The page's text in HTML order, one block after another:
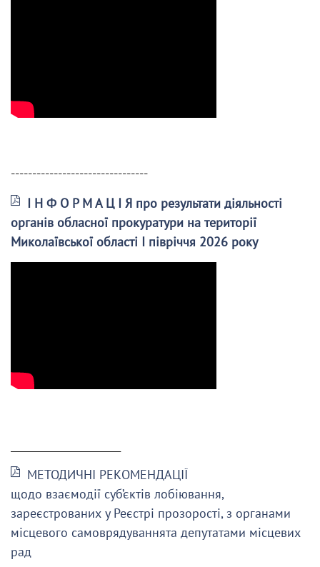
--------------------------------
І Н Ф О Р М А Ц І Я про результати діяльності
органів обласної прокуратури на території
Миколаївської області І півріччя 2026 року
МЕТОДИЧНІ РЕКОМЕНДАЦІЇ
щодо взаємодії суб’єктів лобіювання,
зареєстрованих у Реєстрі прозорості, з органами
місцевого самоврядуваннята депутатами місцевих
рад